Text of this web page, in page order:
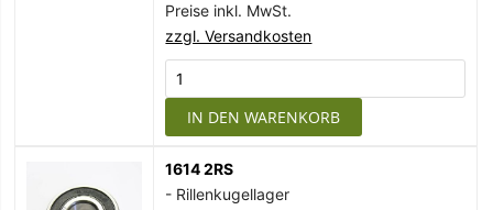
Preise inkl. MwSt.
zzgl. Versandkosten
IN DEN WARENKORB
1614 2RS
- Rillenkugellager